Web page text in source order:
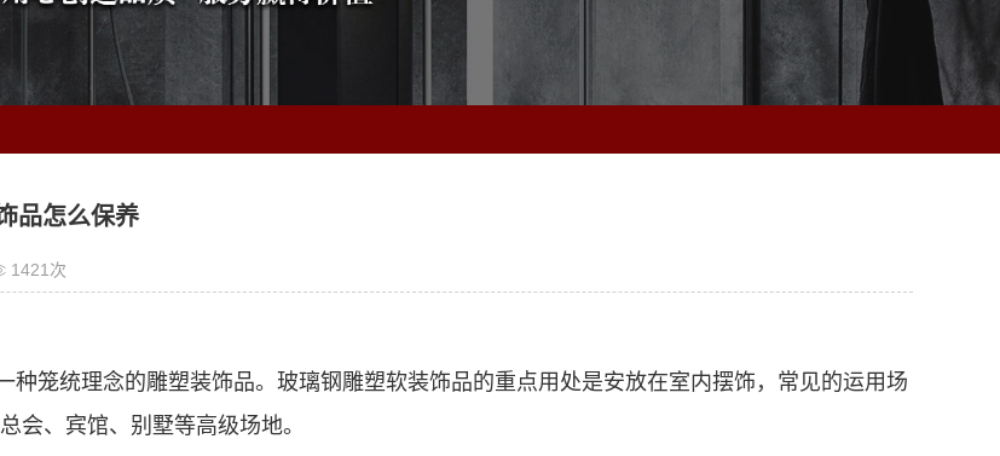
品怎么保养
1421次
种笼统理念的雕塑装饰品。玻璃钢雕塑软装饰品的重点用处是安放在室内摆饰，常见的运用场
会、宾馆、别墅等高级场地。